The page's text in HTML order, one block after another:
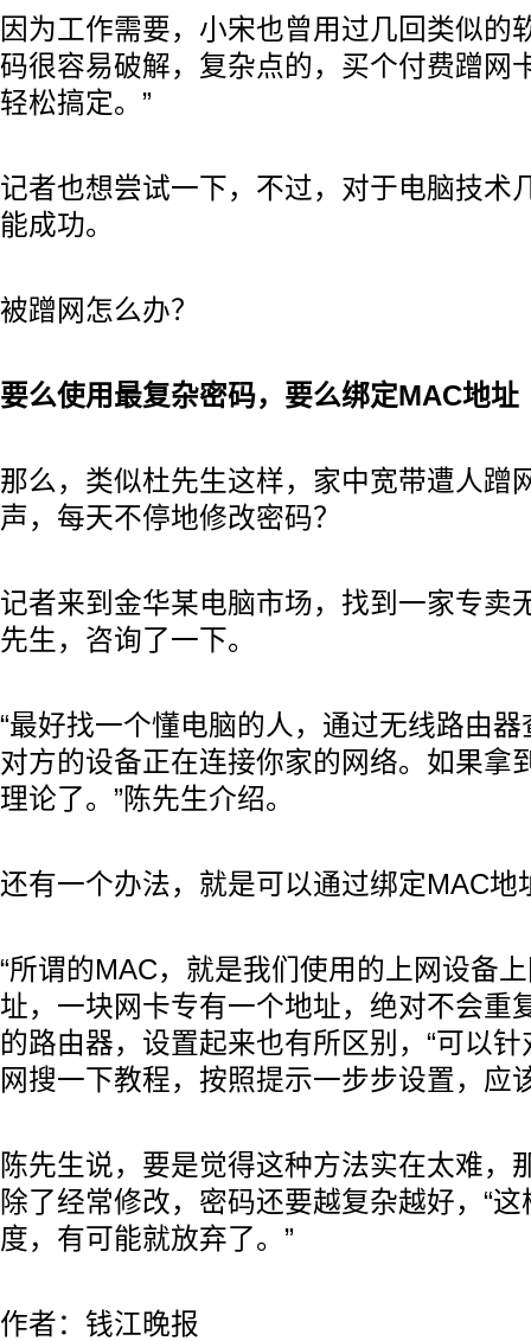
因为工作需要，小宋也曾用过几回类似的
码很容易破解，复杂点的，买个付费蹭网
轻松搞定。”
记者也想尝试一下，不过，对于电脑技术
能成功。
被蹭网怎么办？
要么使用最复杂密码，要么绑定MAC地址
那么，类似杜先生这样，家中宽带遭人蹭
声，每天不停地修改密码？
记者来到金华某电脑市场，找到一家专卖
先生，咨询了一下。
“最好找一个懂电脑的人，通过无线路由
对方的设备正在连接你家的网络。如果拿
理论了。”陈先生介绍。
还有一个办法，就是可以通过绑定MAC地
“所谓的MAC，就是我们使用的上网设备
址，一块网卡专有一个地址，绝对不会重
的路由器，设置起来也有所区别，“可以
网搜一下教程，按照提示一步步设置，应
陈先生说，要是觉得这种方法实在太难，
除了经常修改，密码还要越复杂越好，“
度，有可能就放弃了。”
作者：钱江晚报